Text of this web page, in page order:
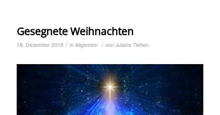
Gesegnete Weihnachten
18. Dezember 2019 / in Allgemein / von Juliane Tiehen